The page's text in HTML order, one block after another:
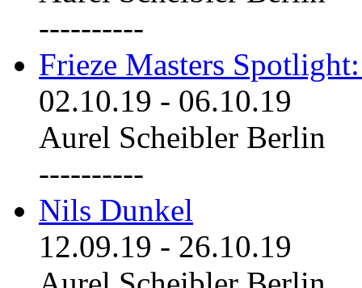
----------
Frieze Masters
02.10.19 - 06.10.19
Aurel Scheibler Berlin
----------
Nils Dunkel
12.09.19 - 26.10.19